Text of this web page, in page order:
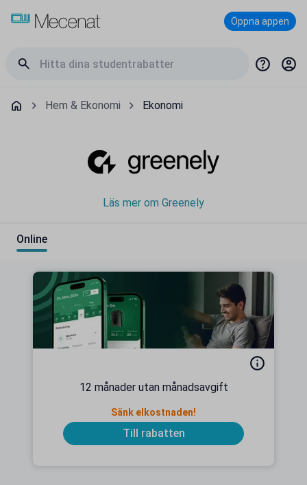
Öppna appen
Hem & Ekonomi Ekonomi
Läs mer om Greenely
Online
12 månader utan månadsavgift
Sänk elkostnaden!
Till rabatten